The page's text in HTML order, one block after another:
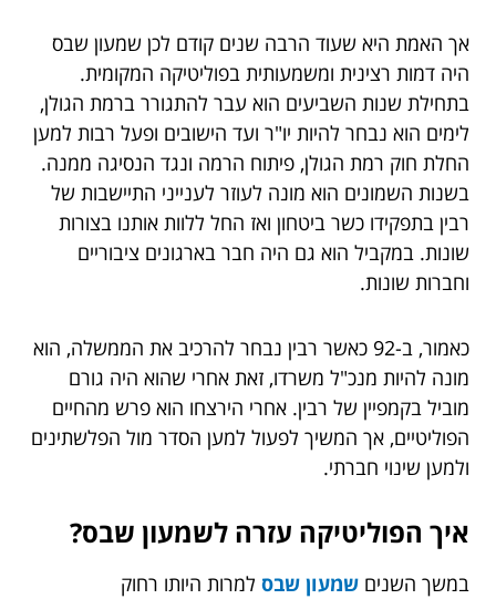
אך האמת היא שעוד הרבה שנים קודם לכן שמעון שבס
היה דמות רצינית ומשמעותית בפוליטיקה המקומית.
בתחילת שנות השביעים הוא עבר להתגורר ברמת הגולן,
לימים הוא נבחר להיות יו"ר ועד הישובים ופעל רבות למען
החלת חוק רמת הגולן, פיתוח הרמה ונגד הנסיגה ממנה.
בשנות השמונים הוא מונה לעוזר לענייני התיישבות של
רבין בתפקידו כשר ביטחון ואז החל ללוות אותנו בצורות
שונות. במקביל הוא גם היה חבר בארגונים ציבוריים
וחברות שונות.
כאמור, ב-92 כאשר רבין נבחר להרכיב את הממשלה, הוא
מונה להיות מנכ"ל משרדו, זאת אחרי שהוא היה גורם
מוביל בקמפיין של רבין. אחרי הירצחו הוא פרש מהחיים
הפוליטיים, אך המשיך לפעול למען הסדר מול הפלשתינים
ולמען שינוי חברתי.
איך הפוליטיקה עזרה לשמעון שבס?
במשך השנים שמעון שבס למרות היותו רחוק